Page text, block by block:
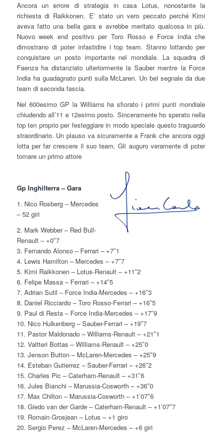
Ancora un errore di strategia in casa Lotus, nonostante la
richiesta di Raikkonen. E’ stato un vero peccato perché Kimi
aveva fatto una bella gara e avrebbe meritato qualcosa in più.
Nuovo week end positivo per Toro Rosso e Force India che
dimostrano di poter infastidire i top team. Stanno lottando per
conquistare un posto importante nel mondiale. La squadra di
Faenza ha distanziato ulteriormente la Sauber mentre la Force
India ha guadagnato punti sulla McLaren. Un bel segnale da due
team di seconda fascia.
Nel 600esimo GP la Williams ha sfiorato i primi punti mondiale
chiudendo all’11 e 12esimo posto. Sinceramente ho sperato nella
top ten proprio per festeggiare in modo speciale questo traguardo
straordinario. Un plauso va sicuramente a Frank che ancora oggi
lotta per far crescere il suo team. Gli auguro veramente di poter
tornare un primo attore
Gp Inghilterra – Gara
1. Nico Rosberg – Mercedes
– 52 giri
2. Mark Webber – Red Bull-
Renault – +0″7
3. Fernando Alonso – Ferrari – +7″1
4. Lewis Hamilton – Mercedes – +7″7
5. Kimi Raikkonen – Lotus-Renault – +11″2
6. Felipe Massa – Ferrari – +14″5
7. Adrian Sutil – Force India-Mercedes – +16″3
8. Daniel Ricciardo – Toro Rosso-Ferrari – +16″5
9. Paul di Resta – Force India-Mercedes – +17″9
10. Nico Hulkenberg – Sauber-Ferrari – +19″7
11. Pastor Maldonado – Williams-Renault – +21″1
12. Valtteri Bottas – Williams-Renault – +25″0
13. Jenson Button – McLaren-Mercedes – +25″9
14. Esteban Gutierrez – Sauber-Ferrari – +26″2
15. Charles Pic – Caterham-Renault – +31″6
16. Jules Bianchi – Marussia-Cosworth – +36″0
17. Max Chilton – Marussia-Cosworth – +1’07″6
18. Giedo van der Garde – Caterham-Renault – +1’07″7
19. Romain Grosjean – Lotus – +1 giro
20. Sergio Perez – McLaren-Mercedes – +6 giri